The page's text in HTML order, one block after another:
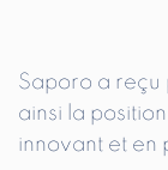
Saporo a reçu
ainsi la
innovant et en